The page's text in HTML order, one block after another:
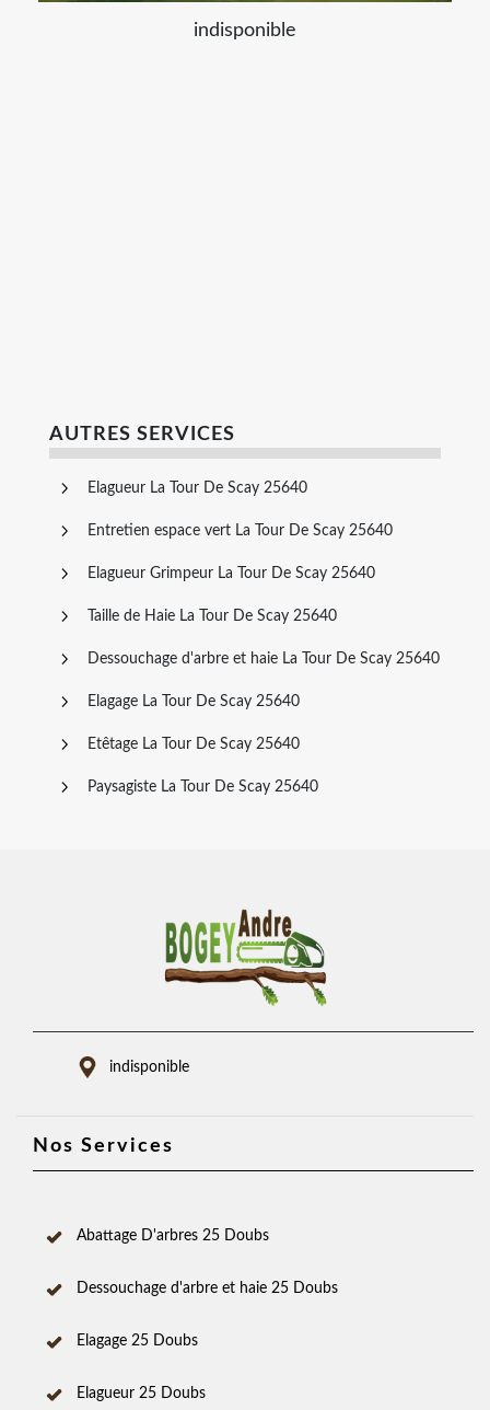
indisponible
AUTRES SERVICES
Elagueur La Tour De Scay 25640
Entretien espace vert La Tour De Scay 25640
Elagueur Grimpeur La Tour De Scay 25640
Taille de Haie La Tour De Scay 25640
Dessouchage d'arbre et haie La Tour De Scay 25640
Elagage La Tour De Scay 25640
Etêtage La Tour De Scay 25640
Paysagiste La Tour De Scay 25640
indisponible
Nos Services
Abattage D'arbres 25 Doubs
Dessouchage d'arbre et haie 25 Doubs
Elagage 25 Doubs
Elagueur 25 Doubs